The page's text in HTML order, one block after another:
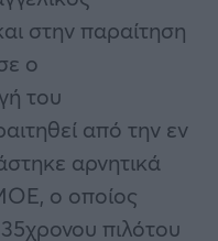
στην παραίτηση
ο
του
από την εν
αρνητικά
ο οποίος
πιλότου